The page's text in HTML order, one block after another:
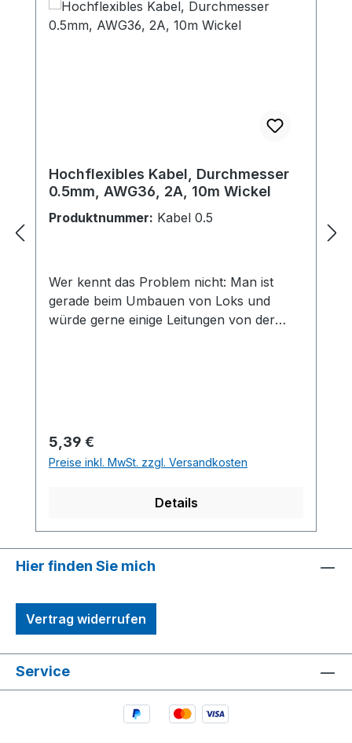
Hochflexibles Kabel, Durchmesser
0.5mm, AWG36, 2A, 10m Wickel
Produktnummer: Kabel 0.5
Wer kennt das Problem nicht: Man ist
gerade beim Umbauen von Loks und
würde gerne einige Leitungen von der
(!) mit nur 0.5mm Außendurchmesser in
allen gängigen DCC-Farben. Praxisgerecht
geliefert im 10m Wickel zum
Regulärer Preis:
5,39 €
Preise inkl. MwSt. zzgl. Versandkosten
Details
Hier finden Sie mich
Vertrag widerrufen
Service